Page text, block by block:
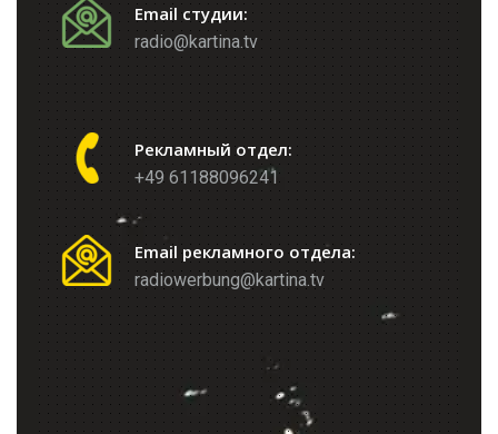
Email студии:
radio@kartina.tv
Рекламный отдел:
+49 61188096241
Email рекламного отдела:
radiowerbung@kartina.tv